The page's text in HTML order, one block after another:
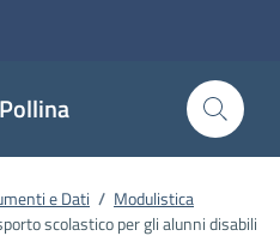
e Dati / Modulistica
scolastico per gli alunni disabili